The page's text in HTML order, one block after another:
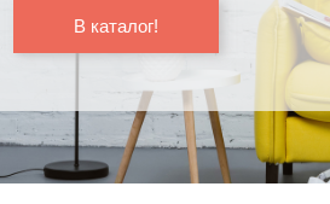
В каталог!